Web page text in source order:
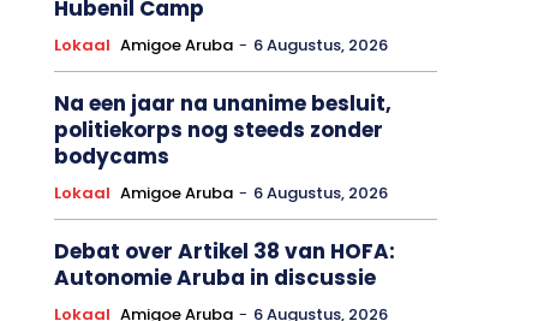
Hubenil Camp
Lokaal Amigoe Aruba - 6 Augustus, 2026
Na een jaar na unanime besluit,
politiekorps nog steeds zonder
bodycams
Lokaal Amigoe Aruba - 6 Augustus, 2026
Debat over Artikel 38 van HOFA:
Autonomie Aruba in discussie
Lokaal Amigoe Aruba - 6 Augustus, 2026